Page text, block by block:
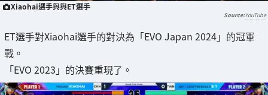
Xiaohai選手與與ET選手
YouTube
ET選手對Xiaohai選手的對決為「EVO Japan 2024」的冠軍
戰。
「EVO 2023」的決賽重現了。